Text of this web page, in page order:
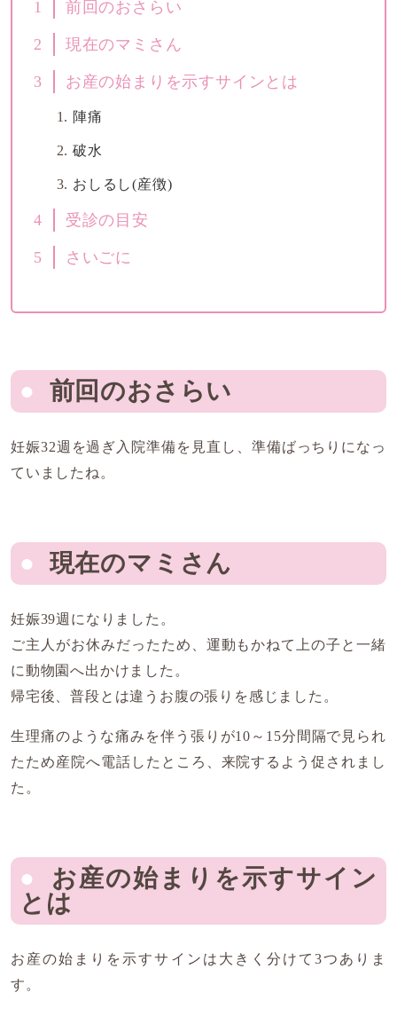
1 前回のおさらい
2 現在のマミさん
3 お産の始まりを示すサインとは
陣痛
破水
おしるし(産徴)
4 受診の目安
5 さいごに
前回のおさらい
妊娠32週を過ぎ入院準備を見直し、準備ばっちりになっ
ていましたね。
現在のマミさん
妊娠39週になりました。
ご主人がお休みだったため、運動もかねて上の子と一緒
に動物園へ出かけました。
帰宅後、普段とは違うお腹の張りを感じました。
生理痛のような痛みを伴う張りが10～15分間隔で見られ
たため産院へ電話したところ、来院するよう促されまし
た。
お産の始まりを示すサイン
とは
お産の始まりを示すサインは大きく分けて3つありま
す。